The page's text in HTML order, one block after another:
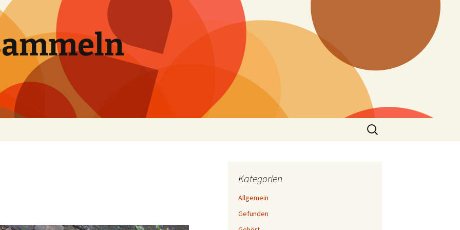
Suchen
nach:
Kategorien
Allgemein
Gefunden